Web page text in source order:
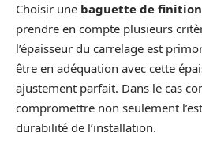
Choisir une baguette de finition
prendre en compte plusieurs
l’épaisseur du carrelage est
être en adéquation avec cette
ajustement parfait. Dans le cas
compromettre non seulement
durabilité de l’installation.